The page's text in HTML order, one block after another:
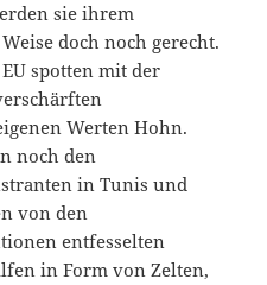
sie ihrem
doch noch gerecht.
spotten mit der
Werten Hohn.
noch den
in Tunis und
von den
entfesselten
in Form von Zelten,